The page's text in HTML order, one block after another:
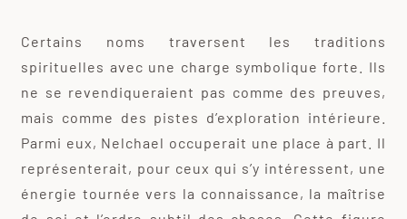
Certains noms traversent les traditions
spirituelles avec une charge symbolique forte. Ils
ne se revendiqueraient pas comme des preuves,
mais comme des pistes d’exploration intérieure.
Parmi eux, Nelchael occuperait une place à part. Il
représenterait, pour ceux qui s’y intéressent, une
énergie tournée vers la connaissance, la maîtrise